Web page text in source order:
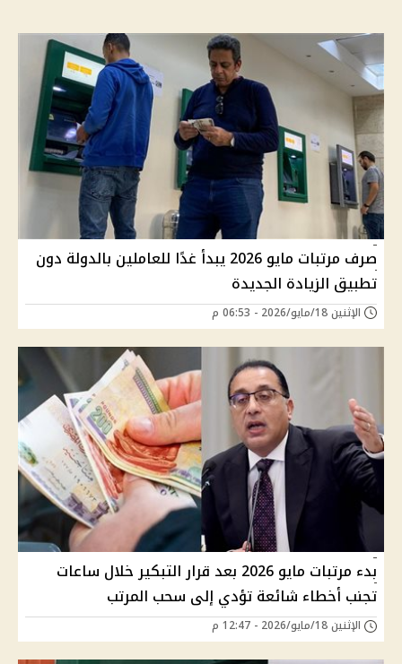
صرف مرتبات مايو 2026 يبدأ غدًا للعاملين بالدولة دون
تطبيق الزيادة الجديدة
الإثنين 18/مايو/2026 - 06:53 م
بدء مرتبات مايو 2026 بعد قرار التبكير خلال ساعات
تجنب أخطاء شائعة تؤدي إلى سحب المرتب
الإثنين 18/مايو/2026 - 12:47 م